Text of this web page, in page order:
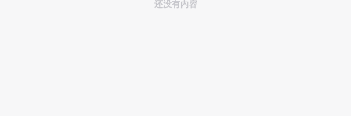
还没有内容